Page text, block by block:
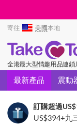
寄往 美國本地
全港最大型情趣用品連鎖
最新產品 震動
訂購超過
US$394+九